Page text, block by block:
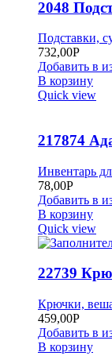
2048
Подставки,
732,00Р
Добавить в
В корзину
Quick view
217874
Инвентарь
78,00Р
Добавить в
В корзину
Quick view
22739
Крючки,
459,00Р
Добавить в
В корзину